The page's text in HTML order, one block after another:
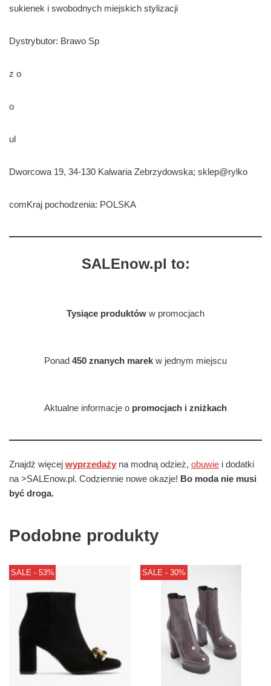
sukienek i swobodnych miejskich stylizacji
Dystrybutor: Brawo Sp
z o
o
ul
Dworcowa 19, 34-130 Kalwaria Zebrzydowska; sklep@rylko
comKraj pochodzenia: POLSKA
SALEnow.pl to:
Tysiące produktów w promocjach
Ponad 450 znanych marek w jednym miejscu
Aktualne informacje o promocjach i zniżkach
Znajdź więcej wyprzedaży na modną odzież, obuwie i dodatki
na >SALEnow.pl. Codziennie nowe okazje! Bo moda nie musi
być droga.
Podobne produkty
SALE - 53% SALE - 30%